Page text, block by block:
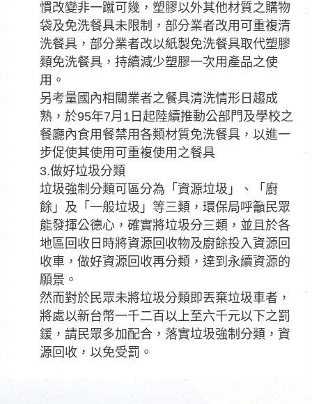
慣改變非一蹴可幾，塑膠以外其他材質之購物
袋及免洗餐具未限制，部分業者改用可重複清
洗餐具，部分業者改以紙製免洗餐具取代塑膠
類免洗餐具，持續減少塑膠一次用產品之使
用。
另考量國內相關業者之餐具清洗情形日趨成
熟，於95年7月1日起陸續推動公部門及學校之
餐廳內食用餐禁用各類材質免洗餐具，以進一
步促使其使用可重複使用之餐具
3.做好垃圾分類
垃圾強制分類可區分為「資源垃圾」、「廚
餘」及「一般垃圾」等三類，環保局呼籲民眾
能發揮公德心，確實將垃圾分三類，並且於各
地區回收日時將資源回收物及廚餘投入資源回
收車，做好資源回收再分類，達到永續資源的
願景。
然而對於民眾未將垃圾分類即丟棄垃圾車者，
將處以新台幣一千二百以上至六千元以下之罰
鍰，請民眾多加配合，落實垃圾強制分類，資
源回收，以免受罰。